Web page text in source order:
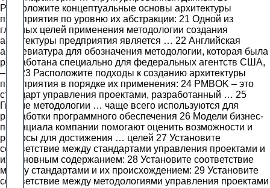
Расположите концептуальные основы архитектуры
предприятия по уровню их абстракции: 21 Одной из
главных целей применения методологии создания
архитектуры предприятия является … 22 Английская
аббревиатура для обозначения методологии, которая была
разработана специально для федеральных агентств США,
– … 23 Расположите подходы к созданию архитектуры
предприятия в порядке их применения: 24 PMBOK – это
стандарт управления проектами, разработанный … 25
Гибкие методологии … чаще всего используются для
разработки программного обеспечения 26 Модели бизнес-
потенциала компании помогают оценить возможности и
ресурсы для достижения … целей 27 Установите
соответствие между стандартами управления проектами и
их основным содержанием: 28 Установите соответствие
между стандартами и их происхождением: 29 Установите
соответствие между методологиями управления проектами